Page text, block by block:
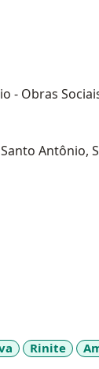
- Obras
Antônio,
- Obras
de
do
Hospital
Rinite